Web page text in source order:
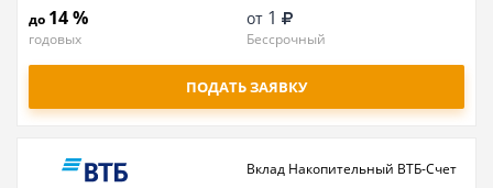
до 14 %
годовых
от 1
Бессрочный
ПОДАТЬ ЗАЯВКУ
Вклад Накопительный ВТБ-Счет